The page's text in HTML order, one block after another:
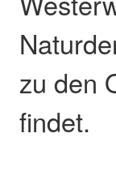
zu den
findet.